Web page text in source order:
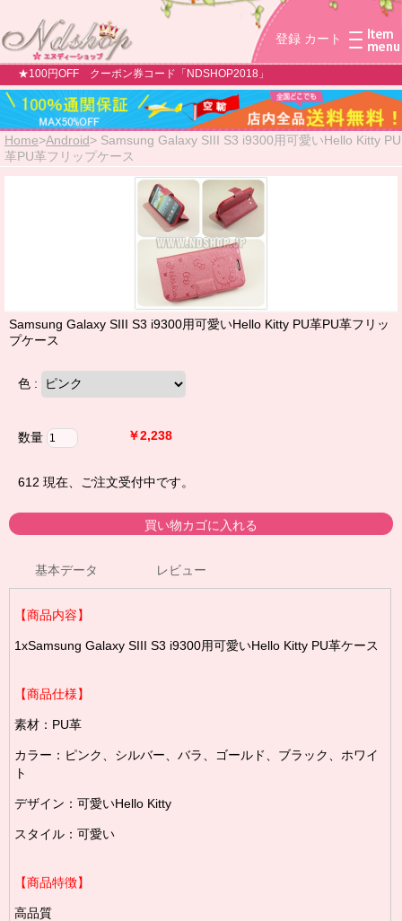
登録 カート
★100円OFF クーポン券コード「NDSHOP2018」
Home>Android> Samsung Galaxy SIII S3 i9300用可愛いHello Kitty PU
革PU革フリップケース
Samsung Galaxy SIII S3 i9300用可愛いHello Kitty PU革PU革フリッ
プケース
色 :
数量 ￥2,238
612 現在、ご注文受付中です。
基本データ レビュー
【商品内容】
1xSamsung Galaxy SIII S3 i9300用可愛いHello Kitty PU革ケース
【商品仕様】
素材：PU革
カラー：ピンク、シルバー、バラ、ゴールド、ブラック、ホワイ
ト
デザイン：可愛いHello Kitty
スタイル：可愛い
【商品特徴】
高品質